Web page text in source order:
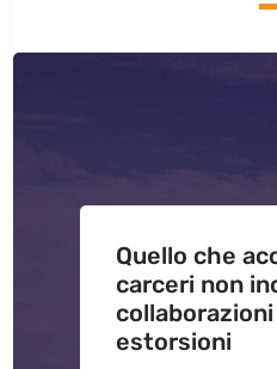
Quello che
carceri non
estorsioni